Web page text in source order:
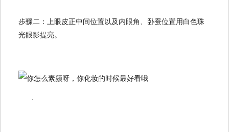
步骤二：上眼皮正中间位置以及内眼角、卧蚕位置用白色珠
光眼影提亮。